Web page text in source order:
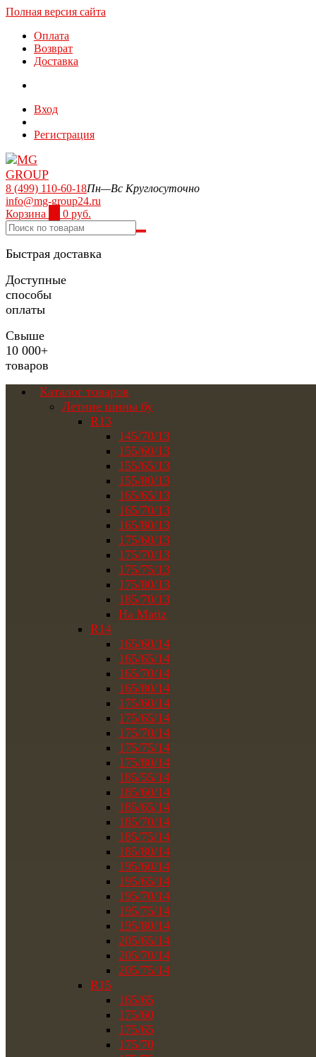
Полная версия сайта
Оплата
Возврат
Доставка
Вход
Регистрация
8 (499) 110-60-18Пн—Вс Круглосуточно
info@mg-group24.ru
Корзина
0 руб.
Быстрая доставка
Доступные
способы
оплаты
Свыше
10 000+
товаров
Каталог товаров
Летние шины бу
R13
145/70/13
155/60/13
155/65/13
155/80/13
165/65/13
165/70/13
165/80/13
175/60/13
175/70/13
175/75/13
175/80/13
185/70/13
На Matiz
R14
165/60/14
165/65/14
165/70/14
165/80/14
175/60/14
175/65/14
175/70/14
175/75/14
175/80/14
185/55/14
185/60/14
185/65/14
185/70/14
185/75/14
185/80/14
195/60/14
195/65/14
195/70/14
195/75/14
195/80/14
205/65/14
205/70/14
205/75/14
R15
165/65
175/60
175/65
175/70